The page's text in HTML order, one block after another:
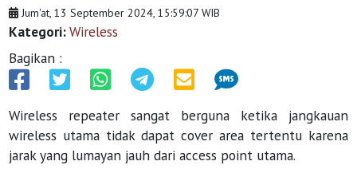
Jum'at, 13 September 2024, 15:59:07 WIB
Kategori:Wireless
Bagikan :
Wireless repeater sangat berguna ketika jangkauan
wireless utama tidak dapat cover area tertentu karena
jarak yang lumayan jauh dari access point utama.